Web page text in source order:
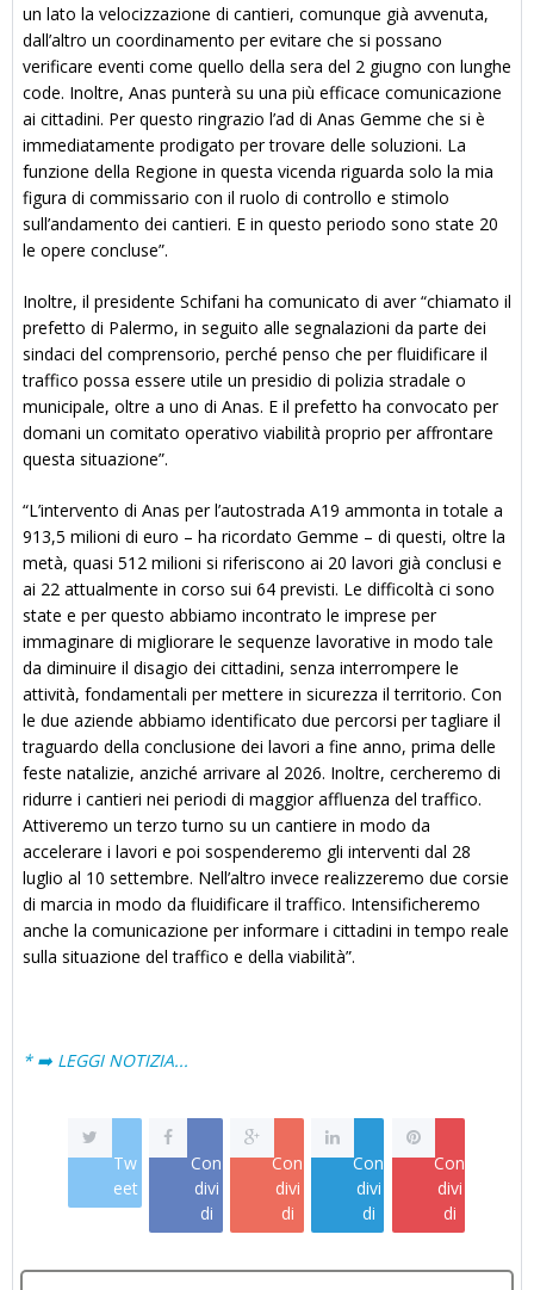
un lato la velocizzazione di cantieri, comunque già avvenuta,
dall’altro un coordinamento per evitare che si possano
verificare eventi come quello della sera del 2 giugno con lunghe
code. Inoltre, Anas punterà su una più efficace comunicazione
ai cittadini. Per questo ringrazio l’ad di Anas Gemme che si è
immediatamente prodigato per trovare delle soluzioni. La
funzione della Regione in questa vicenda riguarda solo la mia
figura di commissario con il ruolo di controllo e stimolo
sull’andamento dei cantieri. E in questo periodo sono state 20
le opere concluse”.
Inoltre, il presidente Schifani ha comunicato di aver “chiamato il
prefetto di Palermo, in seguito alle segnalazioni da parte dei
sindaci del comprensorio, perché penso che per fluidificare il
traffico possa essere utile un presidio di polizia stradale o
municipale, oltre a uno di Anas. E il prefetto ha convocato per
domani un comitato operativo viabilità proprio per affrontare
questa situazione”.
“L’intervento di Anas per l’autostrada A19 ammonta in totale a
913,5 milioni di euro – ha ricordato Gemme – di questi, oltre la
metà, quasi 512 milioni si riferiscono ai 20 lavori già conclusi e
ai 22 attualmente in corso sui 64 previsti. Le difficoltà ci sono
state e per questo abbiamo incontrato le imprese per
immaginare di migliorare le sequenze lavorative in modo tale
da diminuire il disagio dei cittadini, senza interrompere le
attività, fondamentali per mettere in sicurezza il territorio. Con
le due aziende abbiamo identificato due percorsi per tagliare il
traguardo della conclusione dei lavori a fine anno, prima delle
feste natalizie, anziché arrivare al 2026. Inoltre, cercheremo di
ridurre i cantieri nei periodi di maggior affluenza del traffico.
Attiveremo un terzo turno su un cantiere in modo da
accelerare i lavori e poi sospenderemo gli interventi dal 28
luglio al 10 settembre. Nell’altro invece realizzeremo due corsie
di marcia in modo da fluidificare il traffico. Intensificheremo
anche la comunicazione per informare i cittadini in tempo reale
sulla situazione del traffico e della viabilità”.
* ➡️ LEGGI NOTIZIA...
Tw
eet
Con
divi
di
Con
divi
di
Con
divi
di
Con
divi
di